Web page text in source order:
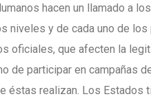
hacen un llamado a
niveles y de cada uno de
oficiales, que afecten la
de participar en campañas
éstas realizan. Los Estados